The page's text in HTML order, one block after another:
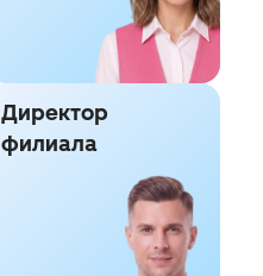
Директор
филиала